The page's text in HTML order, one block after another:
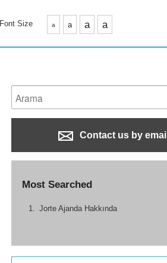
Font Size a a a a
Contact us by email
Most Searched
Jorte Ajanda Hakkında